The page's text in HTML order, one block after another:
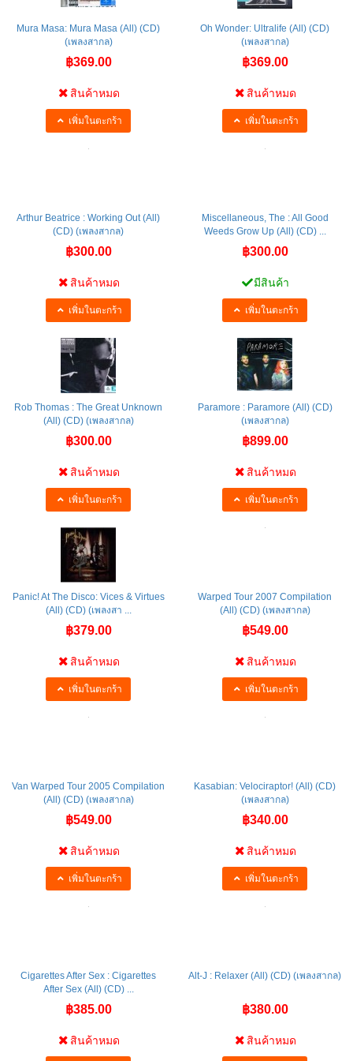
Mura Masa: Mura Masa (All) (CD)
(เพลงสากล)
฿369.00
สินค้าหมด
เพิ่มในตะกร้า
Oh Wonder: Ultralife (All) (CD)
(เพลงสากล)
฿369.00
สินค้าหมด
เพิ่มในตะกร้า
Arthur Beatrice : Working Out (All)
(CD) (เพลงสากล)
฿300.00
สินค้าหมด
เพิ่มในตะกร้า
Miscellaneous, The : All Good
Weeds Grow Up (All) (CD) ...
฿300.00
มีสินค้า
เพิ่มในตะกร้า
Rob Thomas : The Great Unknown
(All) (CD) (เพลงสากล)
฿300.00
สินค้าหมด
เพิ่มในตะกร้า
Paramore : Paramore (All) (CD)
(เพลงสากล)
฿899.00
สินค้าหมด
เพิ่มในตะกร้า
Panic! At The Disco: Vices & Virtues
(All) (CD) (เพลงสา ...
฿379.00
สินค้าหมด
เพิ่มในตะกร้า
Warped Tour 2007 Compilation
(All) (CD) (เพลงสากล)
฿549.00
สินค้าหมด
เพิ่มในตะกร้า
Van Warped Tour 2005 Compilation
(All) (CD) (เพลงสากล)
฿549.00
สินค้าหมด
เพิ่มในตะกร้า
Kasabian: Velociraptor! (All) (CD)
(เพลงสากล)
฿340.00
สินค้าหมด
เพิ่มในตะกร้า
Cigarettes After Sex : Cigarettes
After Sex (All) (CD) ...
฿385.00
สินค้าหมด
Alt-J : Relaxer (All) (CD) (เพลงสากล)
฿380.00
สินค้าหมด